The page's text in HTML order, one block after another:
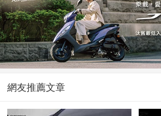
網友推薦文章